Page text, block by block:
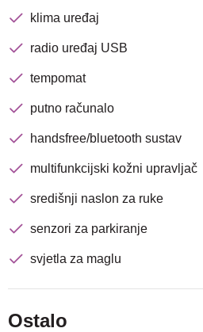
klima uređaj
radio uređaj USB
tempomat
putno računalo
handsfree/bluetooth sustav
multifunkcijski kožni upravljač
središnji naslon za ruke
senzori za parkiranje
svjetla za maglu
Ostalo